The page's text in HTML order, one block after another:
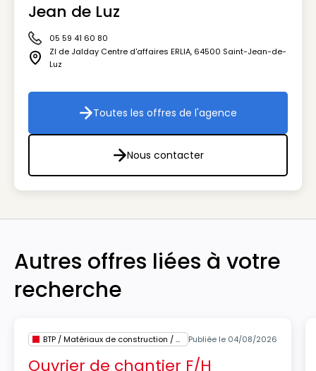
Jean de Luz
Icône téléphone
05 59 41 60 80
Icône adresse
ZI de Jalday Centre d'affaires ERLIA, 64500 Saint-Jean-de-
Luz
Toutes les offres de l'agence
Toutes les offres de l'agence
Nous contacter
Nous contacter
Autres offres liées à votre
recherche
BTP / Matériaux de construction / Architecture Publiée le 04/08/2026
Ouvrier de chantier F/H